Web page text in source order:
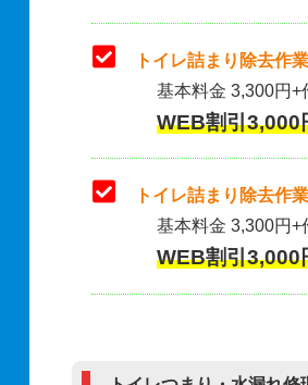
トイレ詰まり除去
基本料金 3,300円+
WEB割引
トイレ詰まり除去作
基本料金 3,300円+
WEB割引